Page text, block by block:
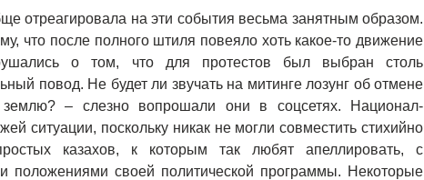
отреагировала на эти события весьма занятным образом.
что после полного штиля повеяло хоть какое-то движение
о том, что для протестов был выбран столь
повод. Не будет ли звучать на митинге лозунг об отмене
землю? – слезно вопрошали они в соцсетях. Национал-
ситуации, поскольку никак не могли совместить стихийно
казахов, к которым так любят апеллировать, с
положениями своей политической программы. Некоторые